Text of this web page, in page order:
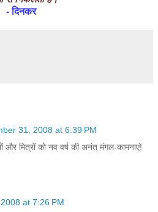
- दिनकर
31, 2008 at 6:39 PM
और मित्रों को नव वर्ष की अनंत मंगल-कामनाएं!
at 7:26 PM